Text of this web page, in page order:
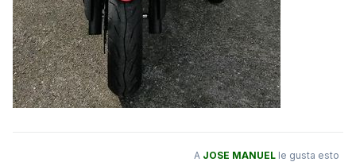
A JOSE MANUEL le gusta esto